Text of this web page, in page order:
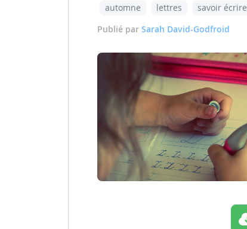
automne lettres
savoir écrire
Publié par Sarah David-Godfroid